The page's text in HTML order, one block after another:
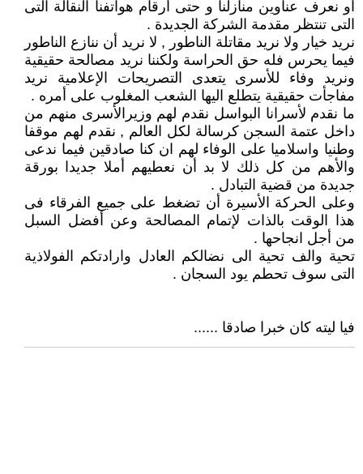
أو نعرف عناوين منازلنا و حتى أرقام هواتفنا النقالة التى
التى تنتظر مقدمة الشركة الجديدة .
نريد خيار ولا نريد مقاتلة الناطور , لا نريد أن ننازع الناطور
فيما يحرس فله حق الحراسة ولكننا نريد مصالحة حقيقية
ونريد وفاء للأسرى يتعدى التصريحات الإعلامية نريد
مفاجأت حقيقية يتطلع اليها الشعب المغلوب على أمره .
ما نقدم لأسرانا البواسل نقدم لهم وزيرالأسرى منهم من
داخل عتمة السجن كرسالة لكل العالم , نقدم لهم موقفا
وطنيا واسلاميا على الوفاء لهم ان كنا صادقين فيما ندعى
والأهم من كل ذلك لا بد أن نعطيهم أملا جديدا بورقة
جديدة من قضية التبادل .
وعلى الحركة الأسيرة أن تضغط على جميع الفرقاء فى
هذا الوقت بالذات لإتمام المصالحة وعن أفضل السبل
من أجل انجاحها .
تحية والف تحية الى نضالكم العادل وارادتكم الفولاذية
التى سوف تحطم يود السجان .
فيا ليته كان خبرا صادقا ......